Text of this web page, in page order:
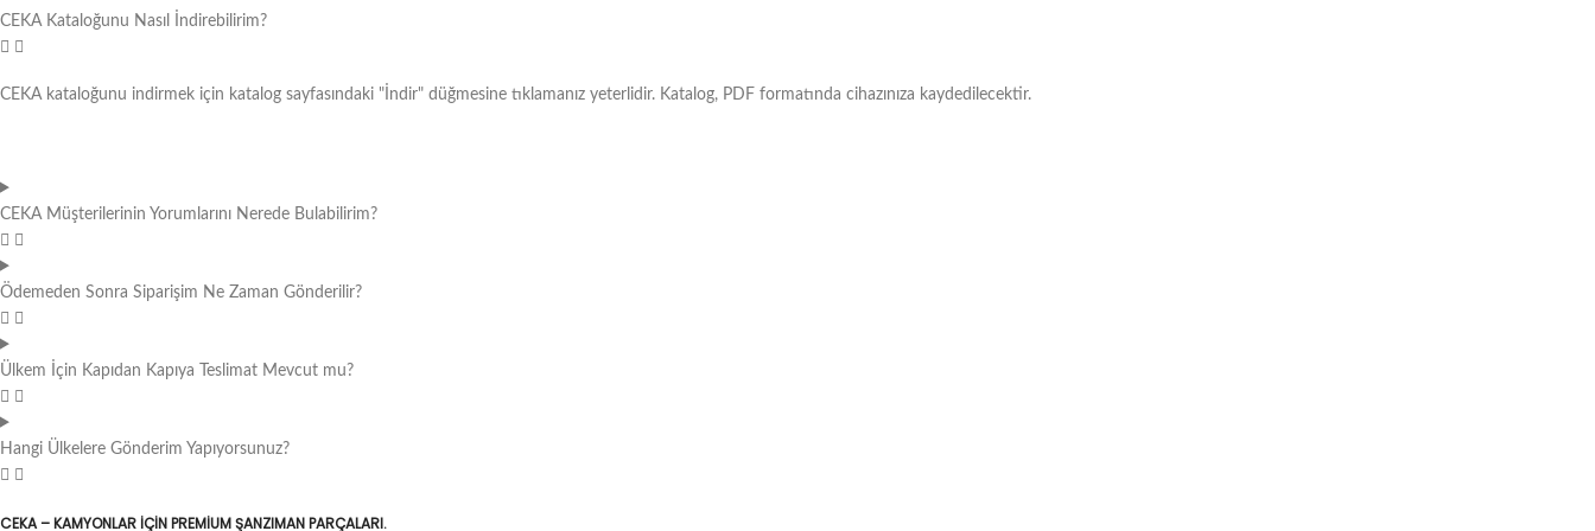
CEKA Kataloğunu Nasıl İndirebilirim?
CEKA kataloğunu indirmek için katalog sayfasındaki "İndir" düğmesine tıklamanız yeterlidir. Katalog, PDF formatında cihazınıza kaydedilecektir.
CEKA Müşterilerinin Yorumlarını Nerede Bulabilirim?
Ödemeden Sonra Siparişim Ne Zaman Gönderilir?
Ülkem İçin Kapıdan Kapıya Teslimat Mevcut mu?
Hangi Ülkelere Gönderim Yapıyorsunuz?
CEKA – KAMYONLAR IÇIN PREMIUM ŞANZIMAN PARÇALARI.